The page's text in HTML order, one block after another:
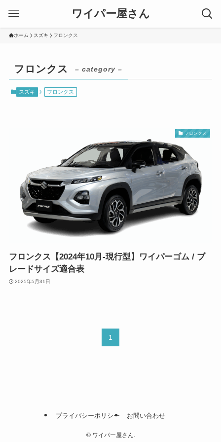
ワイパー屋さん
ホーム スズキ フロンクス
フロンクス – category –
スズキ フロンクス
フロンクス
フロンクス【2024年10月-現行型】ワイパーゴム / ブ
レードサイズ適合表
2025年5月31日
1
プライバシーポリシー お問い合わせ
©ワイパー屋さん.